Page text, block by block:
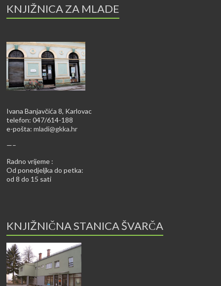
KNJIŽNICA ZA MLADE
Ivana Banjavčića 8, Karlovac
telefon: 047/614-188
e-pošta:mladi@gkka.hr
—–
Radno vrijeme :
Od ponedjeljka do petka:
od 8 do 15 sati
KNJIŽNIČNA STANICA ŠVARČA